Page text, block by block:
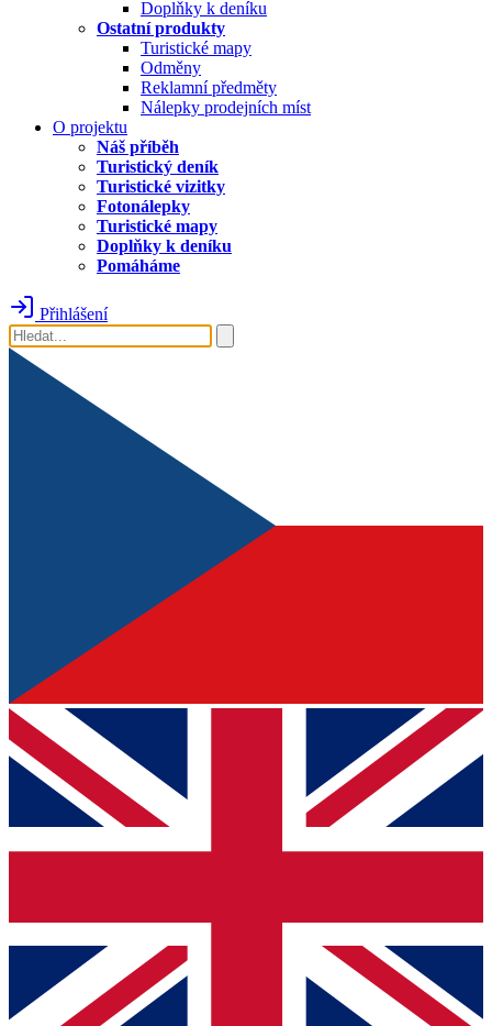
Doplňky k deníku
Ostatní produkty
Turistické mapy
Odměny
Reklamní předměty
Nálepky prodejních míst
O projektu
Náš příběh
Turistický deník
Turistické vizitky
Fotonálepky
Turistické mapy
Doplňky k deníku
Pomáháme
Přihlášení